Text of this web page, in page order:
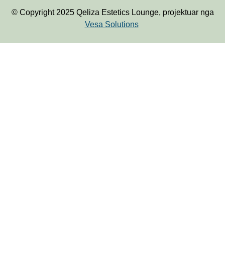
© Copyright 2025 Qeliza Estetics Lounge, projektuar nga
Vesa Solutions